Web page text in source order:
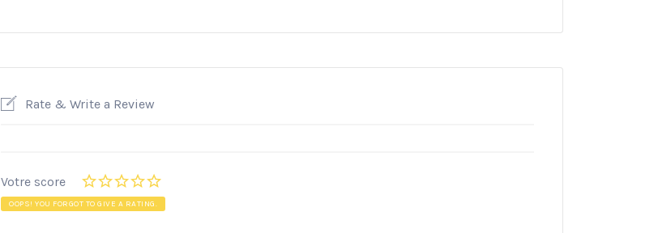
Rate & Write a Review
Votre score
OOPS! YOU FORGOT TO GIVE A RATING.